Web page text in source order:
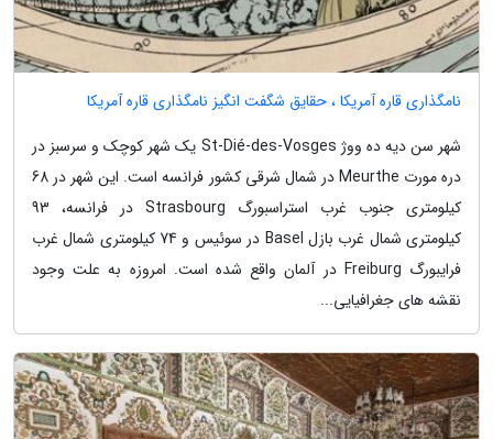
نامگذاری قاره آمریکا ، حقایق شگفت انگیز نامگذاری قاره آمریکا
شهر سن دیه ده ووژ St-Dié-des-Vosges یک شهر کوچک و سرسبز در
دره مورت Meurthe در شمال شرقی کشور فرانسه است. این شهر در 68
کیلومتری جنوب غرب استراسبورگ Strasbourg در فرانسه، 93
کیلومتری شمال غرب بازل Basel در سوئیس و 74 کیلومتری شمال غرب
فرایبورگ Freiburg در آلمان واقع شده است. امروزه به علت وجود
نقشه های جغرافیایی...